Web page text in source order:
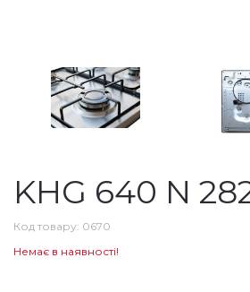
KHG 640 N
Код товару: 0670
Немає в наявності!